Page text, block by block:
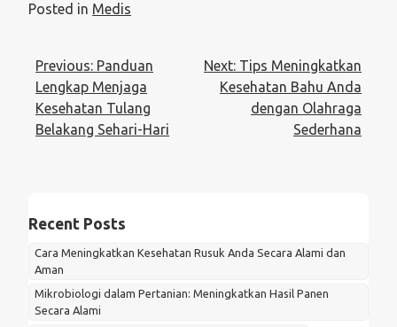
Posted in Medis
Post
navigation
Previous: Panduan
Lengkap Menjaga
Kesehatan Tulang
Belakang Sehari-Hari
Next: Tips Meningkatkan
Kesehatan Bahu Anda
dengan Olahraga
Sederhana
Recent Posts
Cara Meningkatkan Kesehatan Rusuk Anda Secara Alami dan
Aman
Mikrobiologi dalam Pertanian: Meningkatkan Hasil Panen
Secara Alami